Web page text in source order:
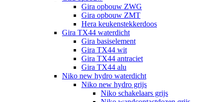
Gira opbouw ZWG
Gira opbouw ZMT
Hera keukenstekkerdoos
Gira TX44 waterdicht
Gira basiselement
Gira TX44 wit
Gira TX44 antraciet
Gira TX44 alu
Niko new hydro waterdicht
Niko new hydro grijs
Niko schakelaars grijs